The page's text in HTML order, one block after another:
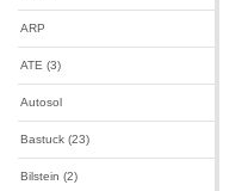
ARP
ATE (3)
Autosol
Bastuck (23)
Bilstein (2)